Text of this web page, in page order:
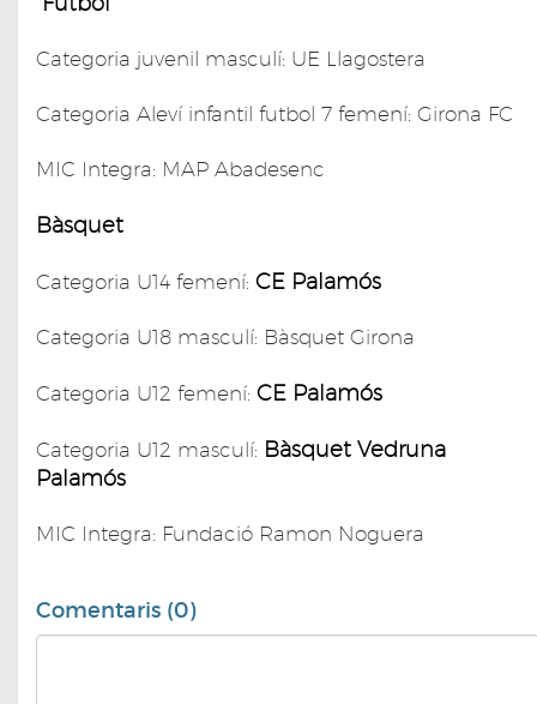
Categoria juvenil masculí: UE Llagostera
Categoria Aleví infantil futbol 7 femení: Girona FC
MIC Integra: MAP Abadesenc
Bàsquet
Categoria U14 femení: CE Palamós
Categoria U18 masculí: Bàsquet Girona
Categoria U12 femení: CE Palamós
Categoria U12 masculí: Bàsquet Vedruna
Palamós
MIC Integra: Fundació Ramon Noguera
Comentaris (0)